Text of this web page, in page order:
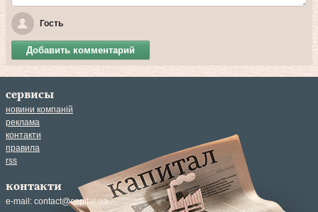
Гость
Добавить комментарий
сервисы
новини компаній
реклама
контакти
правила
rss
контакти
e-mail: contact@capital.ua